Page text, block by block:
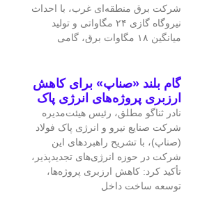
شرکت برق منطقه‌ای غرب، با احداث
نیروگاه گازی ۲۴ مگاواتی و تولید
میانگین ۱۸ مگاوات برق، گامی
گام بلند «صناپ» برای کاهش
ارزبری پروژه‌های انرژی پاک
نادر ثناگو مطلق، رئیس هیئت‌مدیره
شرکت صنایع نیرو و انرژی پاک فولاد
(صناپ)، با تشریح راهبردهای این
شرکت در حوزه انرژی‌های تجدیدپذیر،
تأکید کرد: کاهش ارزبری پروژه‌ها،
توسعه ساخت داخل